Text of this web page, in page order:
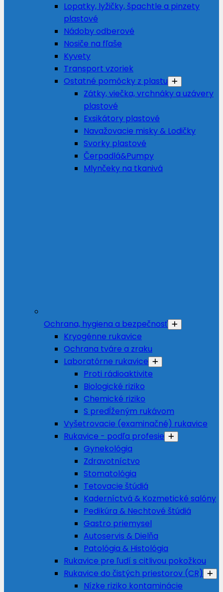
Lopatky, lyžičky, špachtle a pinzety
plastové
Nádoby odberové
Nosiče na fľaše
Kyvety
Transport vzoriek
Ostatné pomôcky z plastu
Zátky, viečka, vrchnáky a uzávery
plastové
Exsikátory plastové
Navažovacie misky & Lodičky
Svorky plastové
Čerpadlá&Pumpy
Mlynčeky na tkanivá
Ochrana, hygiena a bezpečnosť
Kryogénne rukavice
Ochrana tváre a zraku
Laboratórne rukavice
Proti rádioaktivite
Biologické riziko
Chemické riziko
S predĺženým rukávom
Vyšetrovacie (examinačné) rukavice
Rukavice - podľa profesie
Gynekológia
Zdravotníctvo
Stomatológia
Tetovacie štúdiá
Kaderníctvá & Kozmetické salóny
Pedikúra & Nechtové štúdiá
Gastro priemysel
Autoservis & Dielňa
Patológia & Histológia
Rukavice pre ľudí s citlivou pokožkou
Rukavice do čistých priestorov (CR)
Nízke riziko kontaminácie